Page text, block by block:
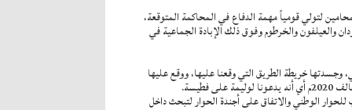
لتولي قومياً مهمة الدفاع في المحاكمة المتوقعة،
والعيلفون والخرطوم وفوق ذلك الإبادة الجماعية في
الأفريقي، وجسدتها خريطة الطريق التي وقعنا عليها، ووقع عليها
الوطني والاتفاق على أجندة الحوار لتبحث داخل